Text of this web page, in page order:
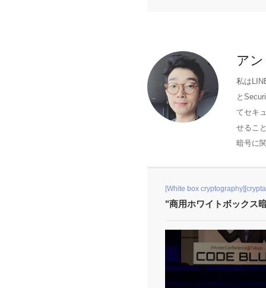
ア
私は
と
てセキ
せるこ
暗号に
[White box
"商用ホワイトボックス